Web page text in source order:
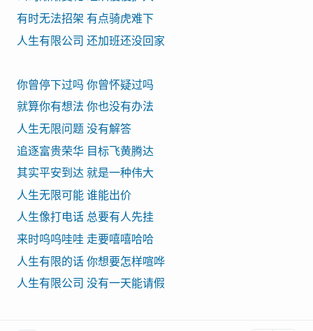
有时无法招架 有点骑虎难下
人生有限公司 还加班还没回家
你曾停下过吗 你曾怀疑过吗
就算你有想法 你也没有办法
人生无限问题 没有解答
追逐富贵荣华 目标飞黄腾达
其实平安到达 就是一种伟大
人生无限可能 谁能出价
人生像打电话 总要有人先挂
来时呜呜哇哇 走要嘻嘻哈哈
人生有限的话 你想要怎样喧哗
人生有限公司 没有一天能请假